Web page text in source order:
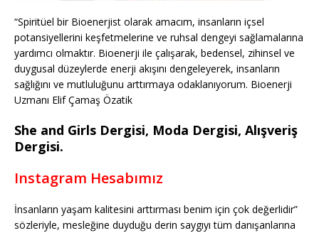
“Spiritüel bir Bioenerjist olarak amacım, insanların içsel
potansiyellerini keşfetmelerine ve ruhsal dengeyi sağlamalarına
yardımcı olmaktır. Bioenerji ile çalışarak, bedensel, zihinsel ve
duygusal düzeylerde enerji akışını dengeleyerek, insanların
sağlığını ve mutluluğunu arttırmaya odaklanıyorum. Bioenerji
Uzmanı Elif Çamaş Özatik
She and Girls Dergisi, Moda Dergisi, Alışveriş
Dergisi.
Instagram Hesabımız
İnsanların yaşam kalitesini arttırması benim için çok değerlidir”
sözleriyle, mesleğine duyduğu derin saygıyı tüm danışanlarına